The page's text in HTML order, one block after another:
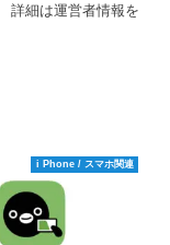
詳細は運営者情報を
i Phone / スマホ関連